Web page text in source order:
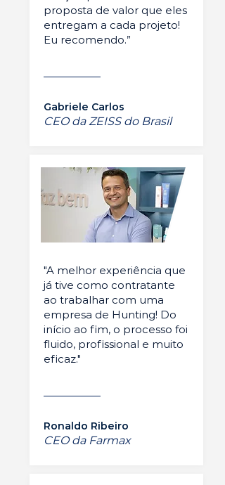
proposta de valor que eles
entregam a cada projeto!
Eu recomendo.”
Gabriele Carlos
CEO da ZEISS do Brasil
"A melhor experiência que
já tive como contratante
ao trabalhar com uma
empresa de Hunting! Do
início ao fim, o processo foi
fluido, profissional e muito
eficaz."
Ronaldo Ribeiro
CEO da Farmax